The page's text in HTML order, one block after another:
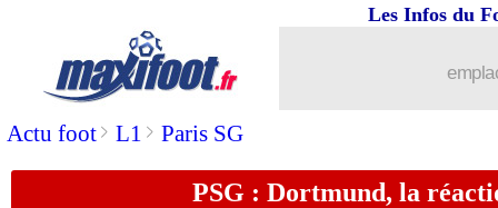
Actu foot> L1 > Paris SG
Les Infos du
PSG : Dortmund, la
Barça: Araujo, l'avis d'un ancien
17/04 Barça
17/04 PSG: Guérin voit une autoroute pour